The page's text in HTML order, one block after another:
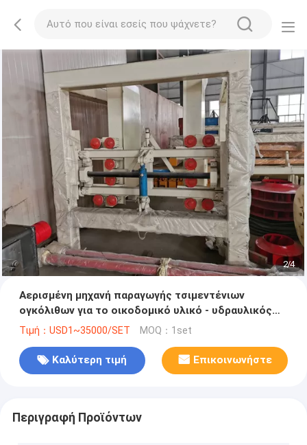
2/4
Αερισμένη μηχανή παραγωγής τσιμεντένιων
ογκόλιθων για το οικοδομικό υλικό - υδραυλικός
ανυψωτικός σταθμός παλετών για Forklift τη
Τιμή：USD1~35000/SET MOQ：1set
Καλύτερη τιμή Επικοινωνήστε
Περιγραφή Προϊόντων